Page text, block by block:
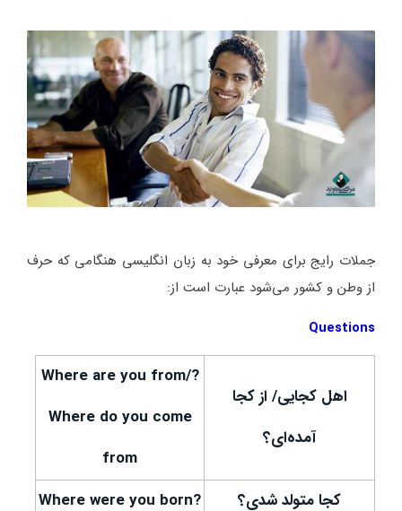
جملات رایج برای معرفی خود به زبان انگلیسی هنگامی که حرف
از وطن و کشور می‌شود عبارت است از:
Questions
اهل کجایی/ از کجا
آمده‌ای؟
?Where are you from/
Where do you come
from
کجا متولد شدی؟
?Where were you born